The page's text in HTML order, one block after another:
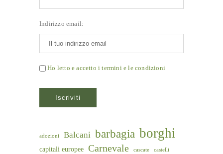
Indirizzo email:
Ho letto e accetto i termini e le condizioni
adozioni Balcani barbagia borghi
capitali europee Carnevale cascate castelli